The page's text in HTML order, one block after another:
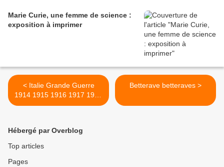
Marie Curie, une femme de science :
exposition à imprimer
< Italie Grande Guerre
1914 1915 1916 1917 1918
italia italy war
Betterave betteraves >
Hébergé par Overblog
Top articles
Pages